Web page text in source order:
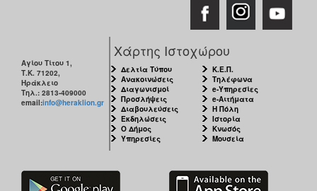
Αγίου Τίτου 1,
Τ.Κ. 71202,
Ηράκλειο
Τηλ.: 2813-409000
email:info@heraklion.gr
Χάρτης Ιστοχώρου
Δελτία Τύπου
Ανακοινώσεις
Διαγωνισμοί
Προσλήψεις
Διαβουλεύσεις
Εκδηλώσεις
Ο Δήμος
Υπηρεσίες
Κ.Ε.Π.
Τηλέφωνα
e-Υπηρεσίες
e-Αιτήματα
Η Πόλη
Ιστορία
Κνωσός
Μουσεία